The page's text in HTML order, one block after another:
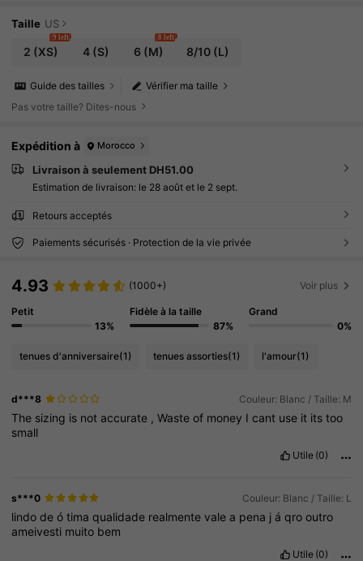
Taille US
2 (XS)
9 left
4(S) 6 (M)
8 left
8/10 (L)
Vérifier ma taille
Guide des tailles
Pas votre taille? Dites-nous
Expédition à Morocco
Livraison à seulement DH51.00
Estimation de livraison: le 28 août et le 2 sept.
Retours acceptés
Paiements sécurisés · Protection de la vie privée
4.93 (1000+) Voir plus
Petit
13%
Fidèle à la taille
87%
Grand
0%
tenues d'anniversaire(1) tenues assorties(1) l'amour(1)
d***8 Couleur: Blanc / Taille: M
The sizing is not accurate ,Wasteof money Icant use it itstoo
small
Utile (0)
s***0 Couleur: Blanc / Taille: L
lindodeótimaqualidade realmentevale a pena j áqrooutro
ameivesti muito bem
Utile (0)